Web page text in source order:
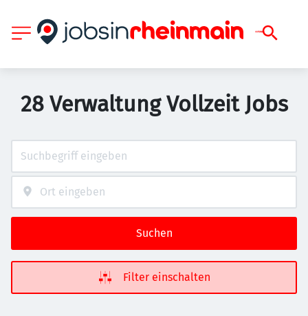
28 Verwaltung Vollzeit Jobs
Suchen
Filter einschalten